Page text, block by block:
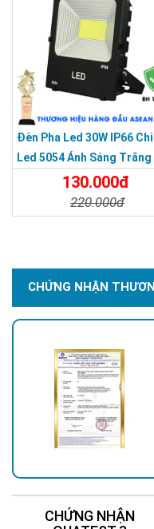
Đèn Pha Led 30W IP66
Led 5054 Ánh Sáng Trắng
130.000đ
220.000đ
CHỨNG NHẬN
CHỨNG NHẬN